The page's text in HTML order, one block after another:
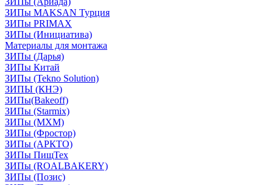
ЗИПы MAKSAN Турция
ЗИПы PRIMAX
ЗИПы (Инициатива)
Материалы для монтажа
ЗИПы (Дарья)
ЗИПы Китай
ЗИПы (Tekno Solution)
ЗИПЫ (КНЭ)
ЗИПы(Bakeoff)
ЗИПы (Starmix)
ЗИПы (МХМ)
ЗИПы (Фростор)
ЗИПы (АРКТО)
ЗИПы ПищТех
ЗИПы (ROALBAKERY)
ЗИПы (Позис)